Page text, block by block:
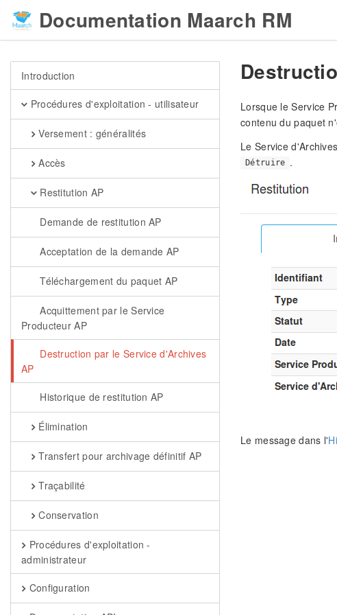
Documentation Maarch RM
Introduction
Procédures d'exploitation - utilisateur
Versement : généralités
Accès
Restitution AP
Demande de restitution AP
Acceptation de la demande AP
Téléchargement du paquet AP
Acquittement par le Service
Producteur AP
Destruction par le Service d'Archives
AP
Historique de restitution AP
Élimination
Transfert pour archivage définitif AP
Traçabilité
Conservation
Procédures d'exploitation -
administrateur
Configuration
Lorsque le Service
contenu du paquet
Le Service
Détruire .
Le message dans l'